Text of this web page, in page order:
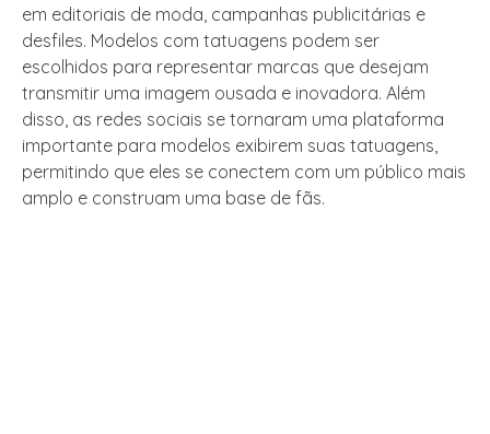
em editoriais de moda, campanhas publicitárias e
desfiles. Modelos com tatuagens podem ser
escolhidos para representar marcas que desejam
transmitir uma imagem ousada e inovadora. Além
disso, as redes sociais se tornaram uma plataforma
importante para modelos exibirem suas tatuagens,
permitindo que eles se conectem com um público mais
amplo e construam uma base de fãs.